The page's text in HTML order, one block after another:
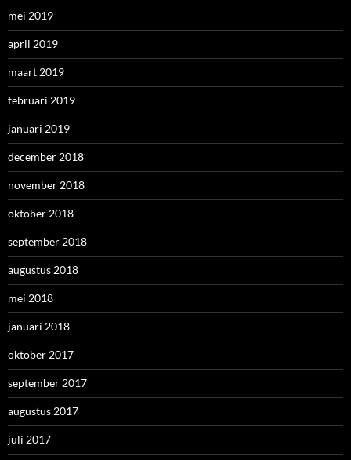
mei 2019
april 2019
maart 2019
februari 2019
januari 2019
december 2018
november 2018
oktober 2018
september 2018
augustus 2018
mei 2018
januari 2018
oktober 2017
september 2017
augustus 2017
juli 2017